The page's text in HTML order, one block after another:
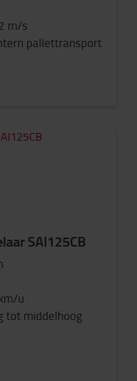
m/s
pallettransport
SAI125CB
u
tot middelhoog